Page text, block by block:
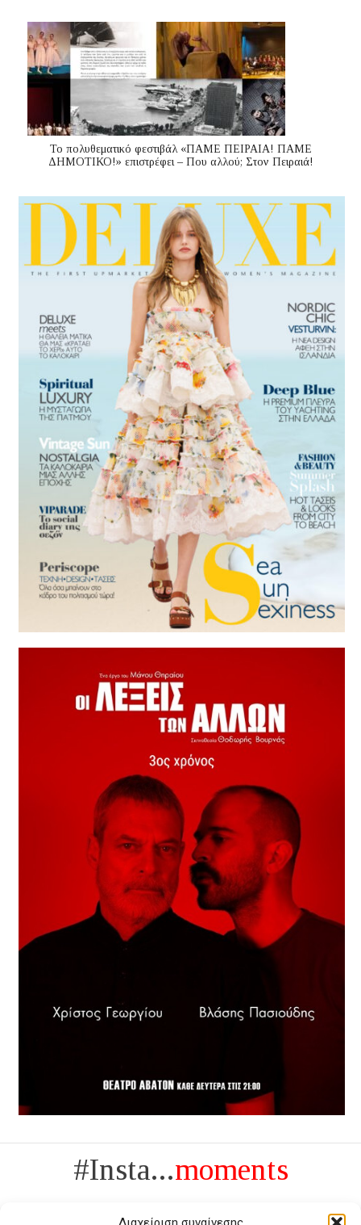
Το πολυθεματικό φεστιβάλ «ΠΑΜΕ ΠΕΙΡΑΙΑ! ΠΑΜΕ
ΔΗΜΟΤΙΚΟ!» επιστρέφει – Που αλλού; Στον Πειραιά!
#Insta...moments